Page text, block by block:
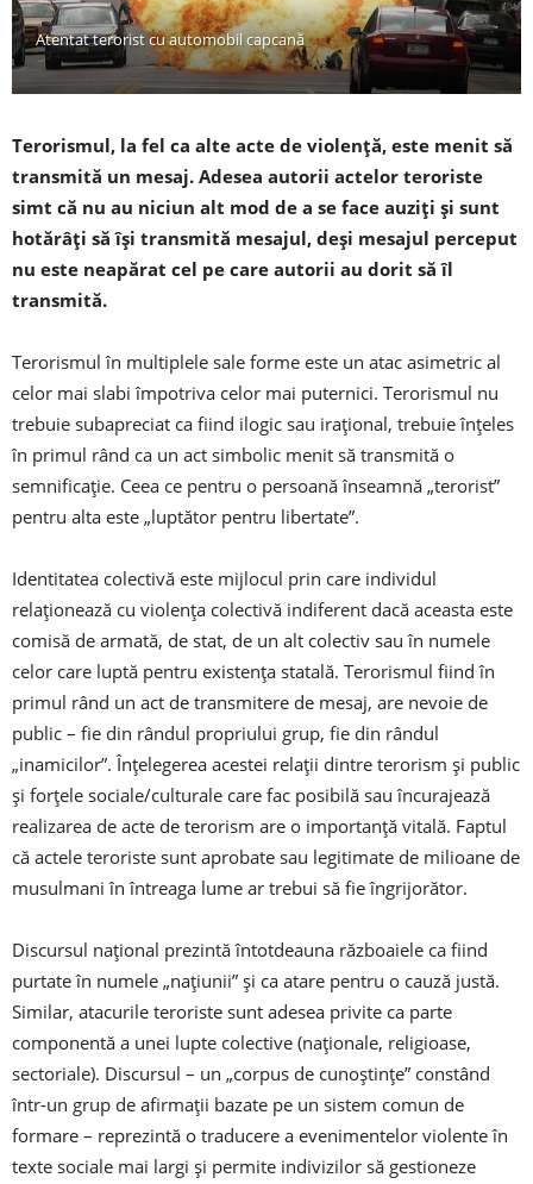
Atentat terorist cu automobil capcană
Terorismul, la fel ca alte acte de violenţă, este menit să
transmită un mesaj. Adesea autorii actelor teroriste
simt că nu au niciun alt mod de a se face auziţi şi sunt
hotărâţi să îşi transmită mesajul, deşi mesajul perceput
nu este neapărat cel pe care autorii au dorit să îl
transmită.
Terorismul în multiplele sale forme este un atac asimetric al
celor mai slabi împotriva celor mai puternici. Terorismul nu
trebuie subapreciat ca fiind ilogic sau iraţional, trebuie înţeles
în primul rând ca un act simbolic menit să transmită o
semnificaţie. Ceea ce pentru o persoană înseamnă „terorist”
pentru alta este „luptător pentru libertate”.
Identitatea colectivă este mijlocul prin care individul
relaţionează cu violenţa colectivă indiferent dacă aceasta este
comisă de armată, de stat, de un alt colectiv sau în numele
celor care luptă pentru existența statală. Terorismul fiind în
primul rând un act de transmitere de mesaj, are nevoie de
public – fie din rândul propriului grup, fie din rândul
„inamicilor”. Înţelegerea acestei relaţii dintre terorism şi public
şi forţele sociale/culturale care fac posibilă sau încurajează
realizarea de acte de terorism are o importanţă vitală. Faptul
că actele teroriste sunt aprobate sau legitimate de milioane de
musulmani în întreaga lume ar trebui să fie îngrijorător.
Discursul naţional prezintă întotdeauna războaiele ca fiind
purtate în numele „naţiunii” şi ca atare pentru o cauză justă.
Similar, atacurile teroriste sunt adesea privite ca parte
componentă a unei lupte colective (naţionale, religioase,
sectoriale). Discursul – un „corpus de cunoştinţe” constând
într-un grup de afirmaţii bazate pe un sistem comun de
formare – reprezintă o traducere a evenimentelor violente în
texte sociale mai largi şi permite indivizilor să gestioneze